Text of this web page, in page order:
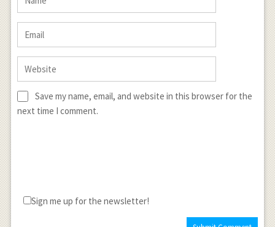
Save my name, email, and website in this browser for the
next time I comment.
Sign me up for the newsletter!